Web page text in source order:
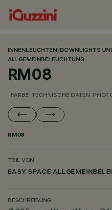
INNENLEUCHTEN/DOWNLIGHTS
ALLGEMEINBELEUCHTUNG
RM08
FARBE TECHNISCHE DATEN
RM08
TEIL VON
EASY SPACE
BESCHREIBUNG